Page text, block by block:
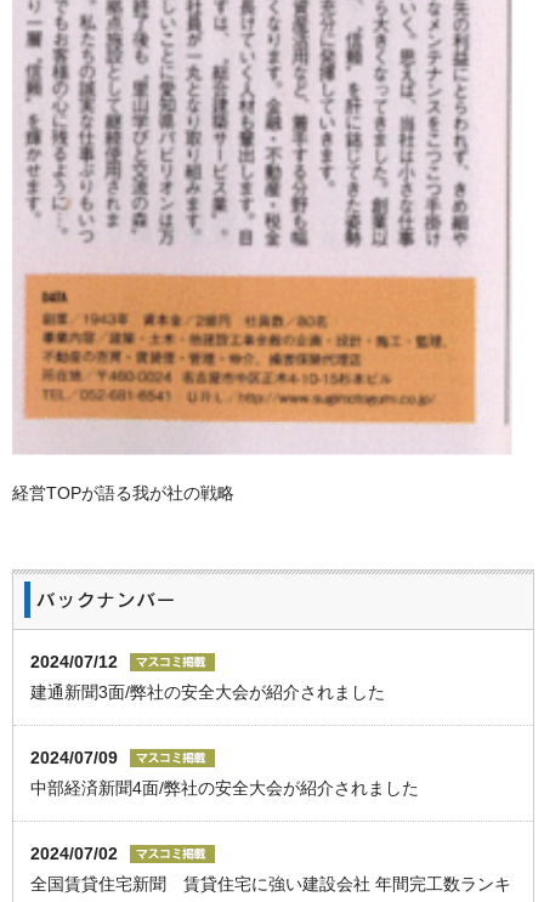
経営TOPが語る我が社の戦略
2024/07/12
建通新聞3面/弊社の安全大会が紹介されました
2024/07/09
中部経済新聞4面/弊社の安全大会が紹介されました
2024/07/02
全国賃貸住宅新聞 賃貸住宅に強い建設会社 年間完工数ランキ